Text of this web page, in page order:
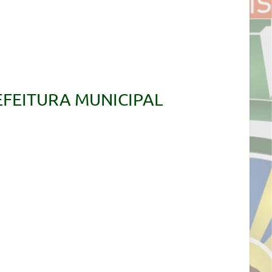
MUNICIPAL